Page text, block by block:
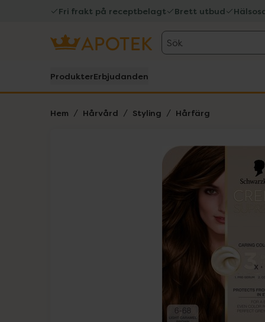
Fri frakt på receptbelagt Brett utbud
Sök
ProdukterErbjudanden
Hem Hårvård Styling Hårfärg
Lista: . Innehåller 1 objekt.